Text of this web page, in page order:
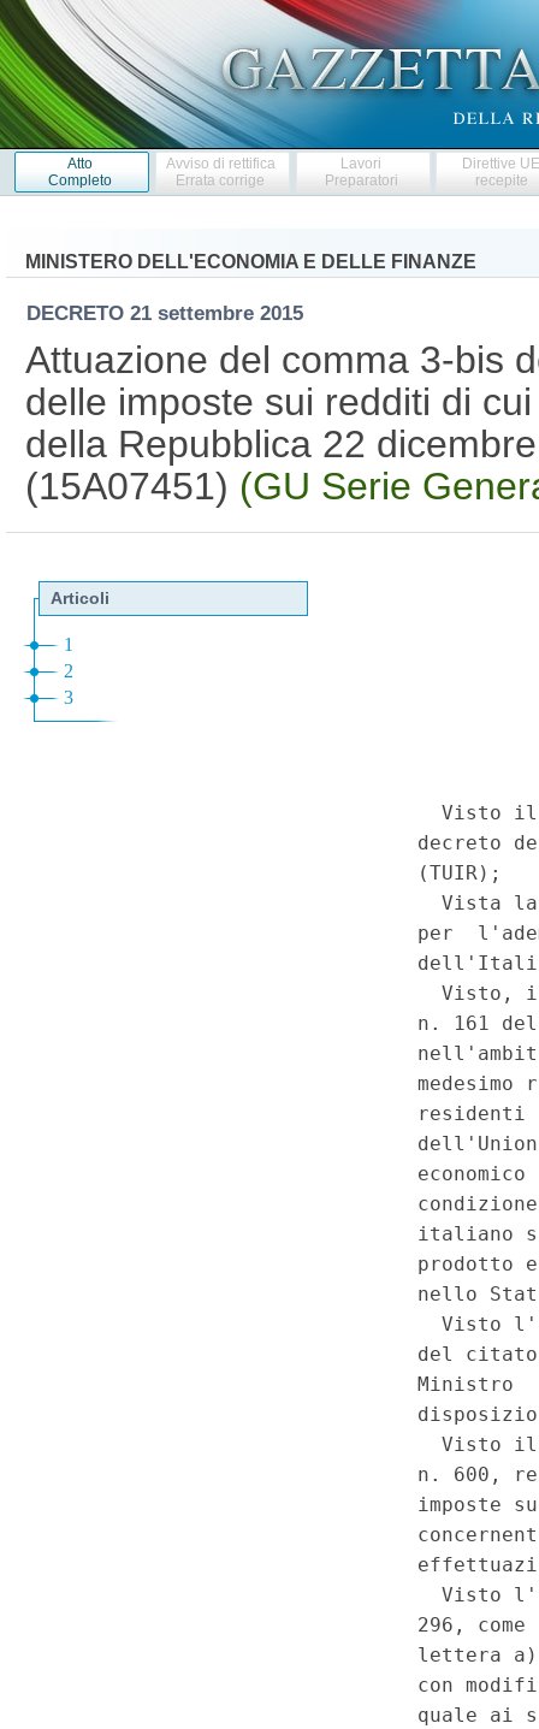
Atto
Completo
Avviso di rettifica
Errata corrige
Lavori
Preparatori
Direttive
recepite
MINISTERO DELL'ECONOMIA E DELLE FINANZE
DECRETO 21 settembre 2015
Attuazione del comma 3-bis
delle imposte sui redditi di
della Repubblica 22
(15A07451) (GU Serie